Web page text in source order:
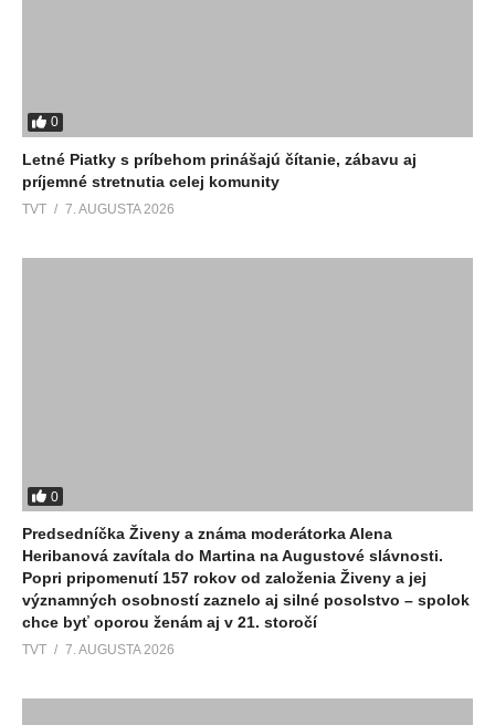
0
Letné Piatky s príbehom prinášajú čítanie, zábavu aj
príjemné stretnutia celej komunity
TVT 7. AUGUSTA 2026
0
Predsedníčka Živeny a známa moderátorka Alena
Heribanová zavítala do Martina na Augustové slávnosti.
Popri pripomenutí 157 rokov od založenia Živeny a jej
významných osobností zaznelo aj silné posolstvo – spolok
chce byť oporou ženám aj v 21. storočí
TVT 7. AUGUSTA 2026